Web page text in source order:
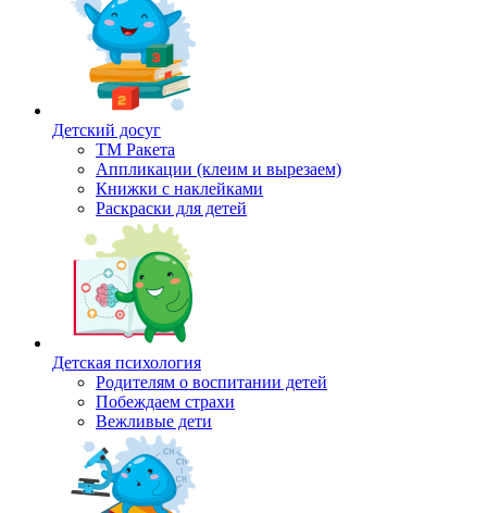
Детский досуг
ТМ Ракета
Аппликации (клеим и вырезаем)
Книжки с наклейками
Раскраски для детей
Детская психология
Родителям о воспитании детей
Побеждаем страхи
Вежливые дети